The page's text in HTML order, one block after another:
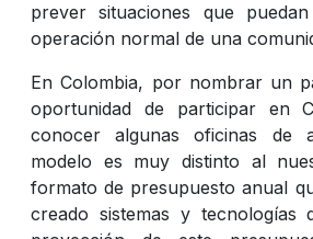
prever situaciones que
operación normal de una
En Colombia, por nombrar un
oportunidad de participar en
conocer algunas oficinas de
modelo es muy distinto al
formato de presupuesto anual
creado sistemas y tecnologías